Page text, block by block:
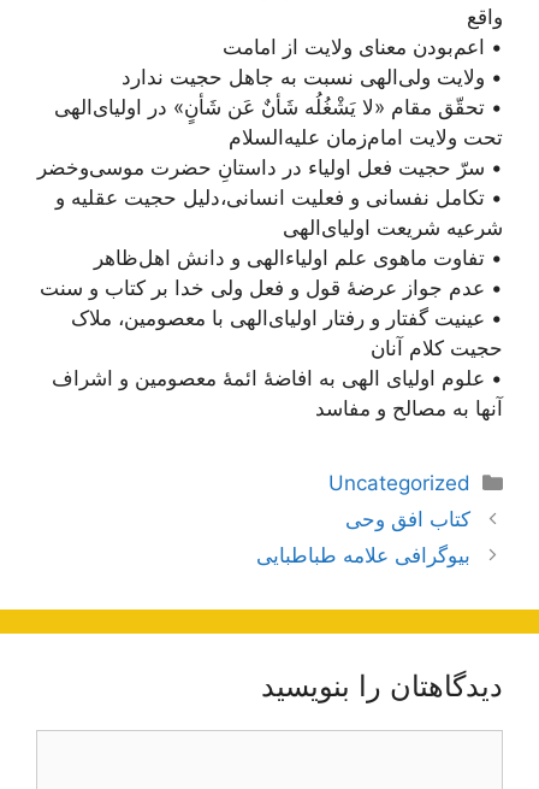
واقع
• اعم‌بودن معنای ولایت از امامت
• ولایت ولی‌الهی نسبت به جاهل حجیت ندارد
• تحقّق مقام «لا یَشْغُلُه شَأنٌ عَن شَأنٍ» در اولیای‌الهی
تحت ولایت امام‌زمان علیه‌السلام
• سرّ حجیت فعل اولیاء در داستانِ حضرت موسی‌وخضر
• تکامل نفسانی و فعلیت انسانی،‌دلیل حجیت عقلیه و
شرعیه شریعت اولیای‌الهی
• تفاوت ماهوی علم اولیاء‌الهی و دانش اهل‌ظاهر
• عدم جواز عرضۀ قول و فعل ولی خدا بر کتاب و سنت
• عینیت گفتار و رفتار اولیای‌الهی با معصومین، ملاک
حجیت کلام آنان
• علوم اولیای الهی به افاضۀ ائمۀ معصومین و اشراف
آنها به مصالح و مفاسد
دسته‌ها
Uncategorized
ناوبری
نوشته‌ها
کتاب افق وحی
بیوگرافی علامه طباطبایی
دیدگاهتان را بنویسید